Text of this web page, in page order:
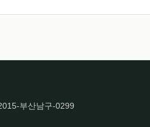
부산남구-0299